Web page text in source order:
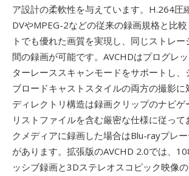
ア設計の柔軟性を与えています。H.264圧
DVやMPEG-2などの従来の録画規格と比
トでも優れた画質を実現し、同じストレ
間の録画が可能です。AVCHDはプログレ
ターレーススキャンモードをサポートし、
ブロードキャストスタイルの両方の撮影に
ディレクトリ構造は録画クリップのナビゲ
リストファイルを含む厳密な仕様に従って
クメディアに録画した場合はBlu-rayプレ
があります。拡張版のAVCHD 2.0では、
ッシブ録画と3Dステレオスコピック映像